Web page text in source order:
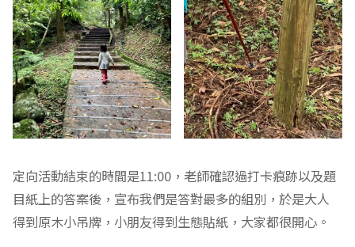
定向活動結束的時間是11:00，老師確認過打卡痕跡以及題
目紙上的答案後，宣布我們是答對最多的組別，於是大人
得到原木小吊牌，小朋友得到生態貼紙，大家都很開心。